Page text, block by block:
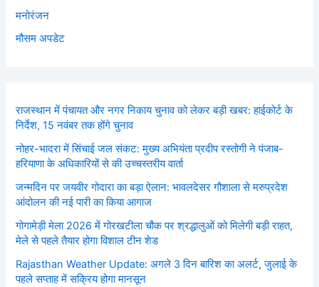
मनोरंजन
मौसम अपडेट
राजस्थान में पंचायत और नगर निकाय चुनाव को लेकर बड़ी खबर: हाईकोर्ट के
निर्देश, 15 नवंबर तक होंगे चुनाव
नोहर-भादरा में सिंचाई जल संकट: मुख्य अभियंता प्रदीप रस्तोगी ने पंजाब-
हरियाणा के अधिकारियों से की उच्चस्तरीय वार्ता
जन्मदिन पर जयवीर गोदारा का बड़ा ऐलान: भावलदेसर गौशाला से मरुप्रदेश
आंदोलन की नई पारी का किया आगाज
गोगामेड़ी मेला 2026 में गोरखटीला चौक पर श्रद्धालुओं को मिलेगी बड़ी राहत,
मेले से पहले तैयार होगा विशाल टीन शेड
Rajasthan Weather Update: अगले 3 दिन बारिश का अलर्ट, जुलाई के
पहले सप्ताह में सक्रिय होगा मानसून